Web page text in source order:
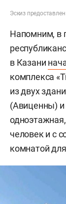
Эскиз
Напомним, в
в Казани
комплекса
из двух
(Авиценны) и
человек и с
комнатой